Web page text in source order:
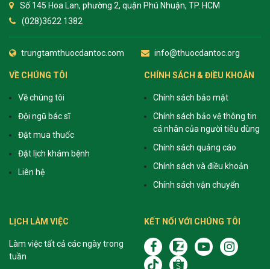
sau sinh là tình trạng viêm da
phổ biến, khiến đôi bàn tay,
Số 145 Hoa Lan, phường 2, quận Phú Nhuận, TP. HCM
(028)3622 1382
trungtamthuocdantoc.com info@thuocdantoc.org
VỀ CHÚNG TÔI
Về chúng tôi
Đội ngũ bác sĩ
Đặt mua thuốc
Đặt lịch khám bệnh
Liên hệ
CHÍNH SÁCH & ĐIỀU KHOẢN
Chính sách bảo mật
Chính sách bảo vệ thông tin
cá nhân của người tiêu dùng
Chính sách quảng cáo
Chính sách và điều khoản
Chính sách vận chuyển
LỊCH LÀM VIỆC
Làm việc tất cả các ngày trong
tuần
KẾT NỐI VỚI CHÚNG TÔI